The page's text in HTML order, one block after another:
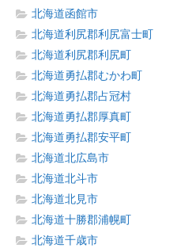
北海道函館市
北海道利尻郡利尻富士町
北海道利尻郡利尻町
北海道勇払郡むかわ町
北海道勇払郡占冠村
北海道勇払郡厚真町
北海道勇払郡安平町
北海道北広島市
北海道北斗市
北海道北見市
北海道十勝郡浦幌町
北海道千歳市